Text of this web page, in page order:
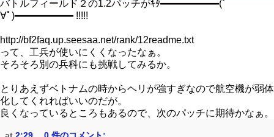
バトルフィールド２の1.2パッチがｷﾀ━━━━━━(ﾟ
∀ﾟ)━━━━━━ !!!!!
http://bf2faq.up.seesaa.net/rank/12readme.txt
って、工兵が使いにくくなったなぁ。
そろそろ別の兵科にも挑戦してみるか。
とりあえずベトナムの時からヘリが強すぎなので航空機が弱体
化してくれればいいのだが。
良くなっているところもあるので、次のパッチに期待かなぁ。